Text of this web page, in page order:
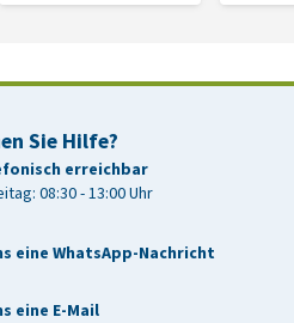
Sie Hilfe?
erreichbar
08:30 - 13:00 Uhr
eine WhatsApp-Nachricht
eine E-Mail